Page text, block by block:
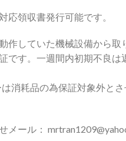
応領収書発行可能です。
作していた機械設備から取
です。一週間内初期不良は
消耗品の為保証対象外とさ
メール：